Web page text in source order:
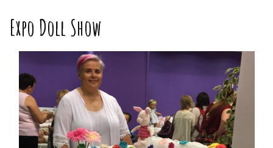
Expo Doll Show